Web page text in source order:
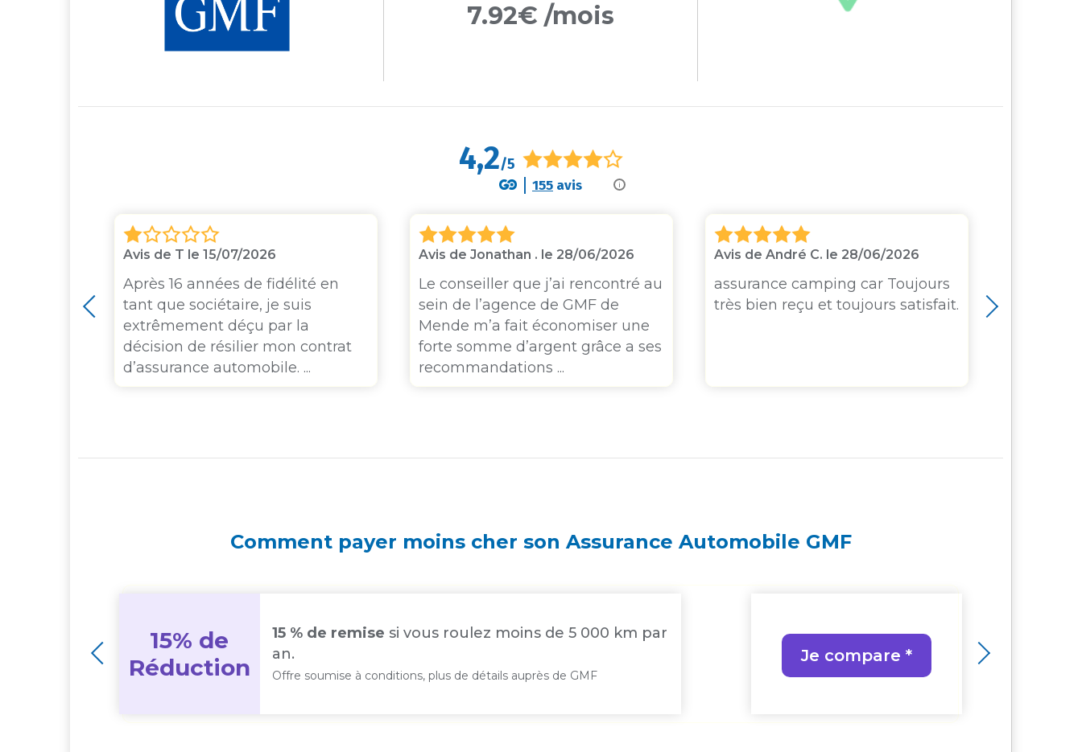
7.92€ /mois
i
4,2/5
155 avis
Avis de T le 15/07/2026
Après 16 années de fidélité en
tant que sociétaire, je suis
extrêmement déçu par la
décision de résilier mon contrat
d’assurance automobile. ...
Avis de Jonathan . le 28/06/2026
Le conseiller que j’ai rencontré au
sein de l’agence de GMF de
Mende m’a fait économiser une
forte somme d’argent grâce a ses
recommandations ...
Avis de André C. le 28/06/2026
assurance camping car Toujours
très bien reçu et toujours satisfait.
Comment payer moins cher son Assurance Automobile GMF
15% de
Réduction
15 % de remise si vous roulez moins de 5 000 km par
an.
Offre soumise à conditions, plus de détails auprès de GMF
Je compare *